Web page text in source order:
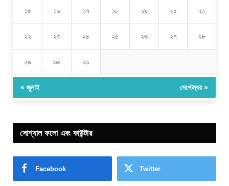
১৫ ১৬ ১৭ ১৮ ১৯ ২০ ২১
২২ ২৩ ২৪ ২৫ ২৬ ২৭ ২৮
২৯ ৩০ ৩১
« জুলাই সেপ্টেম্বর »
সোশ্যাল ফলো এবং কাউন্টার
Facebook Twitter